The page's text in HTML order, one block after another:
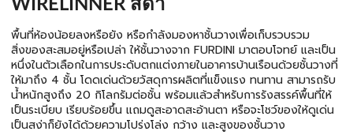
WIRELINNER สีดำ
พื้นที่ห้องน้อยลงหรือยัง หรือกำลังมองหาชั้นวางเพื่อเก็บรวบรวม
สิ่งของสะสมอยู่หรือเปล่า ให้ชั้นวางจาก FURDINI มาตอบโจทย์ และเป็น
หนึ่งในตัวเลือกในการประดับตกแต่งภายในอาคารบ้านเรือนด้วยชั้นวางที่
ให้มาถึง 4 ชั้น โดดเด่นด้วยวัสดุการผลิตที่แข็งแรง ทนทาน สามารถรับ
น้ำหนักสูงถึง 20 กิโลกรัมต่อชั้น พร้อมแล้วสำหรับการรังสรรค์พื้นที่ให้
เป็นระเบียบ เรียบร้อยขึ้น แถมดูสะอาดสะอ้านตา หรือจะโชว์ของให้ดูเด่น
เป็นสง่าก็ยังได้ด้วยความโปร่งโล่ง กว้าง และสูงของชั้นวาง